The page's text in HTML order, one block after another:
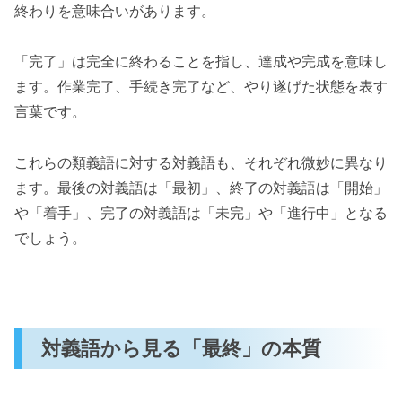
終わりを意味合いがあります。
「完了」は完全に終わることを指し、達成や完成を意味し
ます。作業完了、手続き完了など、やり遂げた状態を表す
言葉です。
これらの類義語に対する対義語も、それぞれ微妙に異なり
ます。最後の対義語は「最初」、終了の対義語は「開始」
や「着手」、完了の対義語は「未完」や「進行中」となる
でしょう。
対義語から見る「最終」の本質